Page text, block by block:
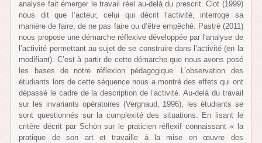
analyse fait émerger le travail réel au-delà du prescrit. Clot (1999)
nous dit que l’acteur, celui qui décrit l’activité, interroge sa
manière de faire, de ne pas faire ou d’être empêché. Pastré (2011)
nous propose une démarche réflexive développée par l’analyse de
l’activité permettant au sujet de se construire dans l’activité (en la
modifiant). C’est à partir de cette démarche que nous avons posé
les bases de notre réflexion pédagogique. L’observation des
étudiants lors de cette séquence nous a montré des effets qui ont
dépassé le cadre de la description de l’activité. Au-delà du travail
sur les invariants opératoires (Vergnaud, 1996), les étudiants se
sont questionnés sur la complexité des situations. En lisant le
critère décrit par Schön sur le praticien réflexif connaissant « la
pratique de son art et travaille à la mise en œuvre des